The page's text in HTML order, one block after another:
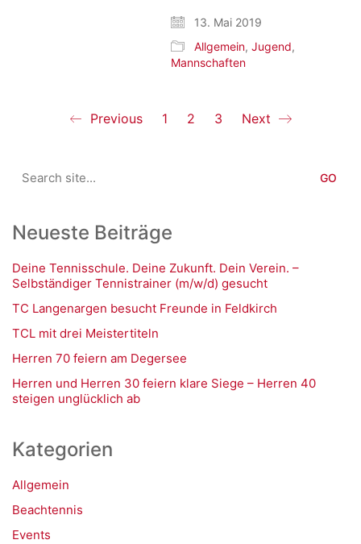
13. Mai 2019
Allgemein,Jugend,
Mannschaften
Previous 1 2 3 Next
for:
Neueste Beiträge
Deine Tennisschule. Deine Zukunft. Dein Verein. –
Selbständiger Tennistrainer (m/w/d) gesucht
TC Langenargen besucht Freunde in Feldkirch
TCL mit drei Meistertiteln
Herren 70 feiern am Degersee
Herren und Herren 30 feiern klare Siege – Herren 40
steigen unglücklich ab
Kategorien
Allgemein
Beachtennis
Events